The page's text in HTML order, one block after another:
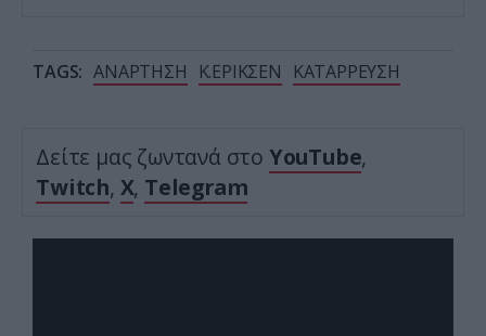
TAGS: ΑΝΑΡΤΗΣΗ Κ.ΕΡΙΚΣΕΝ ΚΑΤΑΡΡΕΥΣΗ
Δείτε μας ζωντανά στο YouTube,
Twitch, X, Telegram